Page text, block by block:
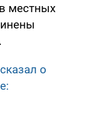
местных
о